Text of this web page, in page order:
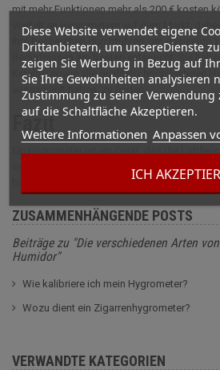
Diese Website verwendet eigene
Drittanbietern, um unsereDienste
zeigen Sie Werbung in Bezug auf
Sie Ihre Gewohnheiten analysieren
Zustimmung zu seiner Verwendung
auf die Schaltfläche Akzeptieren.
Weitere Informationen Anpassen
ICH
mit mehr Funktionen mehr als 200 € kosten
Vielfalt an Hygrometern auf dem Markt,
Ihre Recherchen durchführen, um dasjenige
Bedürfnissen am besten entspricht. Sie
Katalog sowie alle qualitativ hochwertigen
ausgewählt haben, zu finden.
Fazit
Ein Hygrometer ist ein Gerät, das die
verschiedene Arten von Hygrometern, die
ZUSAMMENHÄNGENDE POSTS
Beiträge zu "Die verschiedenen Arten
Humidor"
Wie kalibriere ich mein Hygrometer?
Wozu dient ein Zigarrenhygrometer?
VERWANDTE KATEGORIEN